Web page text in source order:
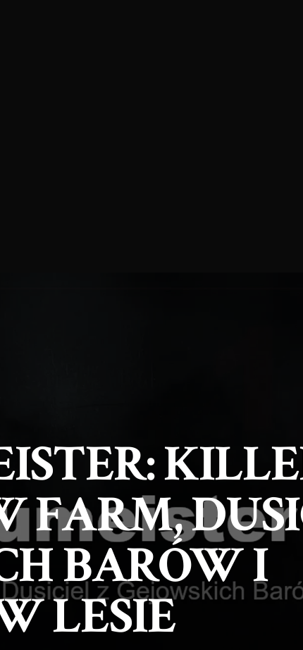
FARM,
BARÓW I
LESIE